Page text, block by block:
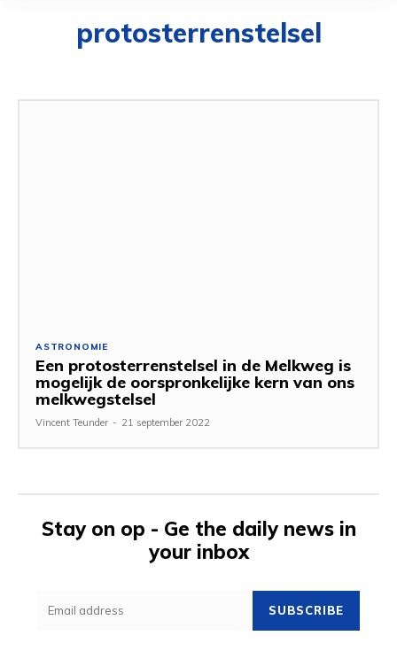
protosterrenstelsel
ASTRONOMIE
Een protosterrenstelsel in de Melkweg is
mogelijk de oorspronkelijke kern van ons
melkwegstelsel
Vincent Teunder - 21 september 2022
Stay on op - Ge the daily news in
your inbox
SUBSCRIBE